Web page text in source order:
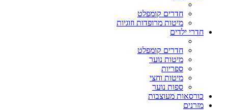
חדרים קומפלט
מיטות מרופדות וזוגיות
חדרי ילדים
חדרים קומפלט
מיטות נוער
ספריות
מיטות וחצי
ספות נוער
כורסאות מעוצבות
מזרנים